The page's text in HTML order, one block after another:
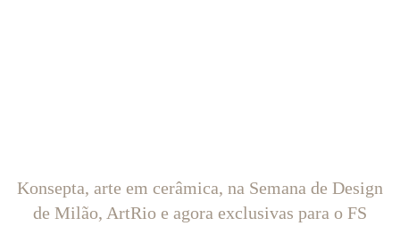
Konsepta, arte em cerâmica, na Semana de Design
de Milão, ArtRio e agora exclusivas para o FS